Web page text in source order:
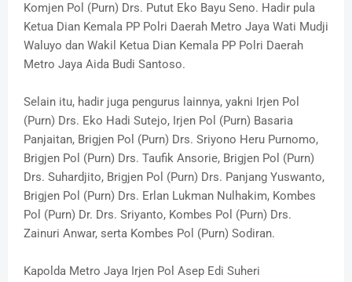
Komjen Pol (Purn) Drs. Putut Eko Bayu Seno. Hadir pula
Ketua Dian Kemala PP Polri Daerah Metro Jaya Wati Mudji
Waluyo dan Wakil Ketua Dian Kemala PP Polri Daerah
Metro Jaya Aida Budi Santoso.
Selain itu, hadir juga pengurus lainnya, yakni Irjen Pol
(Purn) Drs. Eko Hadi Sutejo, Irjen Pol (Purn) Basaria
Panjaitan, Brigjen Pol (Purn) Drs. Sriyono Heru Purnomo,
Brigjen Pol (Purn) Drs. Taufik Ansorie, Brigjen Pol (Purn)
Drs. Suhardjito, Brigjen Pol (Purn) Drs. Panjang Yuswanto,
Brigjen Pol (Purn) Drs. Erlan Lukman Nulhakim, Kombes
Pol (Purn) Dr. Drs. Sriyanto, Kombes Pol (Purn) Drs.
Zainuri Anwar, serta Kombes Pol (Purn) Sodiran.
Kapolda Metro Jaya Irjen Pol Asep Edi Suheri